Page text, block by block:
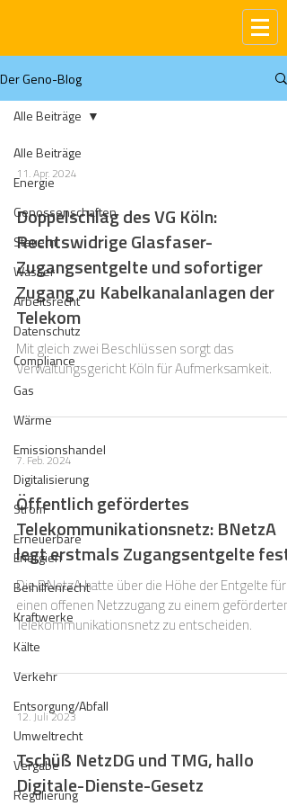
Der Geno-Blog
Alle Beiträge
Energie
Genossenschaften
Steuern
Wasser
Arbeitsrecht
Datenschutz
Compliance
Gas
Wärme
Emissionshandel
Digitalisierung
Strom
Erneuerbare
Energien
Beihilfenrecht
Kraftwerke
Kälte
Verkehr
Entsorgung/Abfall
Umweltrecht
Vergabe
Regulierung
Alle Beiträge
11. Apr. 2024
Doppelschlag des VG Köln:
Rechtswidrige Glasfaser-
Zugangsentgelte und sofortiger
Zugang zu Kabelkanalanlagen der
Telekom
Mit gleich zwei Beschlüssen sorgt das
Verwaltungsgericht Köln für Aufmerksamkeit.
7. Feb. 2024
Öffentlich gefördertes
Telekommunikationsnetz: BNetzA
legt erstmals Zugangsentgelte fest
Die BNetzA hatte über die Höhe der Entgelte für
einen offenen Netzzugang zu einem geförderten
Telekommunikationsnetz zu entscheiden.
12. Juli 2023
Tschüß NetzDG und TMG, hallo
Digitale-Dienste-Gesetz